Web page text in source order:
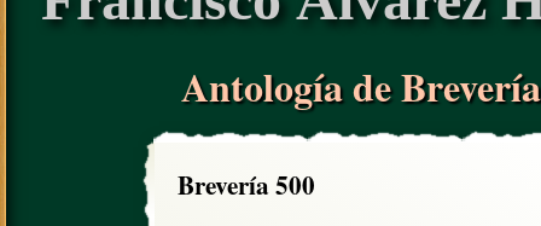
Antología de
Brevería 500